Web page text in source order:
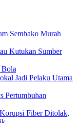
Sembako Murah
Kutukan Sumber
Bola
Jadi Pelaku Utama
Pertumbuhan
Fiber Ditolak,